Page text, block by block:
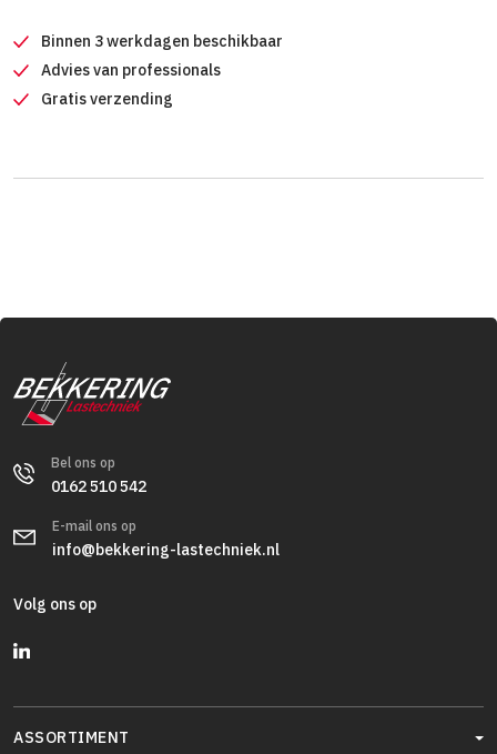
Binnen 3 werkdagen beschikbaar
Advies van professionals
Gratis verzending
Bel ons op
0162 510 542
E-mail ons op
info@bekkering-lastechniek.nl
Volg ons op
ASSORTIMENT